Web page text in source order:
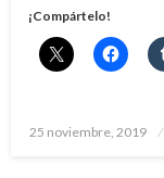
¡Compártelo!
Publicado
25 noviembre, 2019